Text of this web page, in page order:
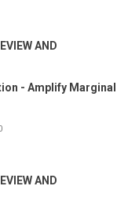
AND
- Amplify Marginal
AND